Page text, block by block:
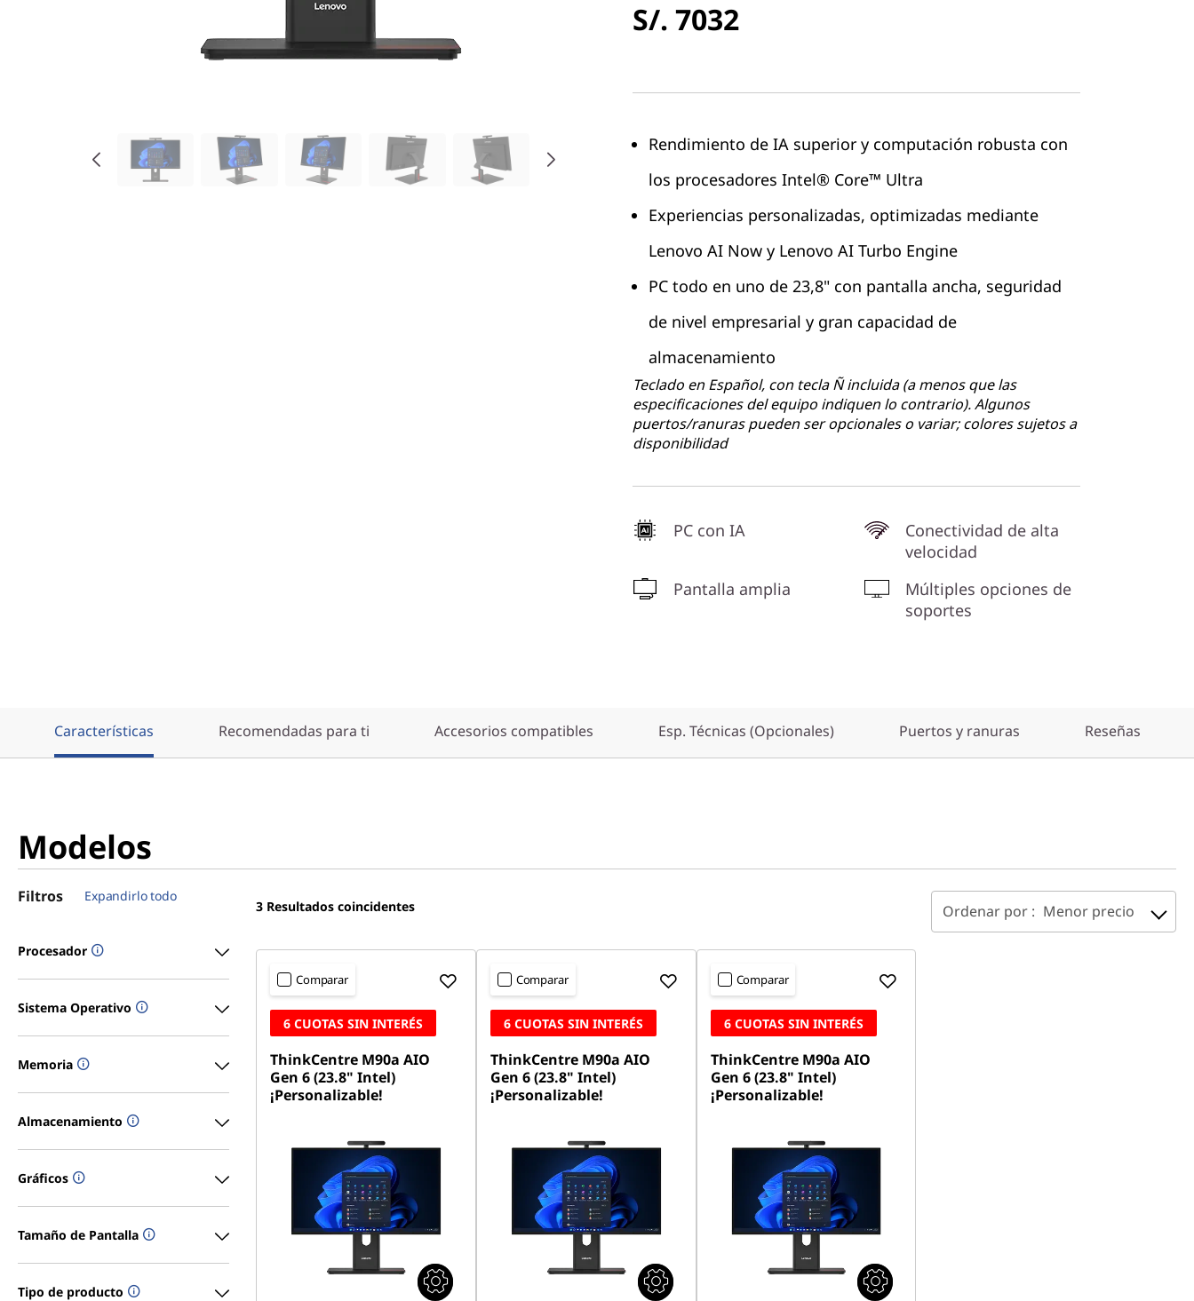
S/. 7032
Rendimiento de IA superior y computación robusta con
los procesadores Intel® Core™ Ultra
Experiencias personalizadas, optimizadas mediante
Lenovo AI Now y Lenovo AI Turbo Engine
PC todo en uno de 23,8" con pantalla ancha, seguridad
de nivel empresarial y gran capacidad de
almacenamiento
Teclado en Español, con tecla Ñ incluida (a menos que las
especificaciones del equipo indiquen lo contrario). Algunos
puertos/ranuras pueden ser opcionales o variar; colores sujetos a
disponibilidad
PC con IA
Conectividad de alta
velocidad
Pantalla amplia
Múltiples opciones de
soportes
Características Recomendadas para ti Accesorios compatibles Esp. Técnicas (Opcionales) Puertos y ranuras Reseñas
Modelos
Filtros Expandirlo todo
Procesador
Sistema Operativo
Memoria
Almacenamiento
Gráficos
Tamaño de Pantalla
Tipo de producto
3 Resultados coincidentes Ordenar por : Menor precio
Comparar
6 CUOTAS SIN INTERÉS
ThinkCentre M90a AIO
Gen 6 (23.8" Intel)
¡Personalizable!
Comparar
6 CUOTAS SIN INTERÉS
ThinkCentre M90a AIO
Gen 6 (23.8" Intel)
¡Personalizable!
Comparar
6 CUOTAS SIN INTERÉS
ThinkCentre M90a AIO
Gen 6 (23.8" Intel)
¡Personalizable!